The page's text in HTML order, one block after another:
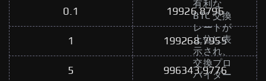
有利な
BTC 交換
レートが
上位に表
示され、
交換プロ
バイダー
0.1 19926.8796
1 199268.7955
5 996343.9776